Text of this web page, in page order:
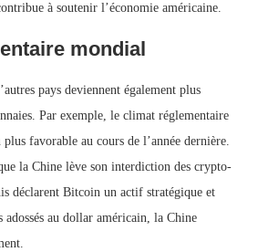
à soutenir l’économie américaine.
mondial
pays deviennent également plus
Par exemple, le climat réglementaire
favorable au cours de l’année dernière.
la Chine lève son interdiction des crypto-
déclarent Bitcoin un actif stratégique et
adossés au dollar américain, la Chine